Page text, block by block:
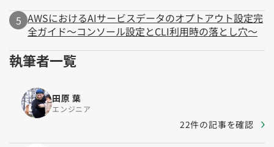
AWSにおけるAIサービスデータのオプトアウト設定完
全ガイド～コンソール設定とCLI利用時の落とし穴～
執筆者一覧
田原 葉
エンジニア
22件の記事を確認